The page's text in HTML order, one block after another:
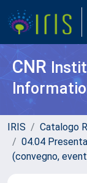
CNR
IRIS Catalogo
04.04
(convegno,